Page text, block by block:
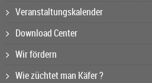
Veranstaltungskalender
Download Center
Wir fördern
Wie züchtet man Käfer ?